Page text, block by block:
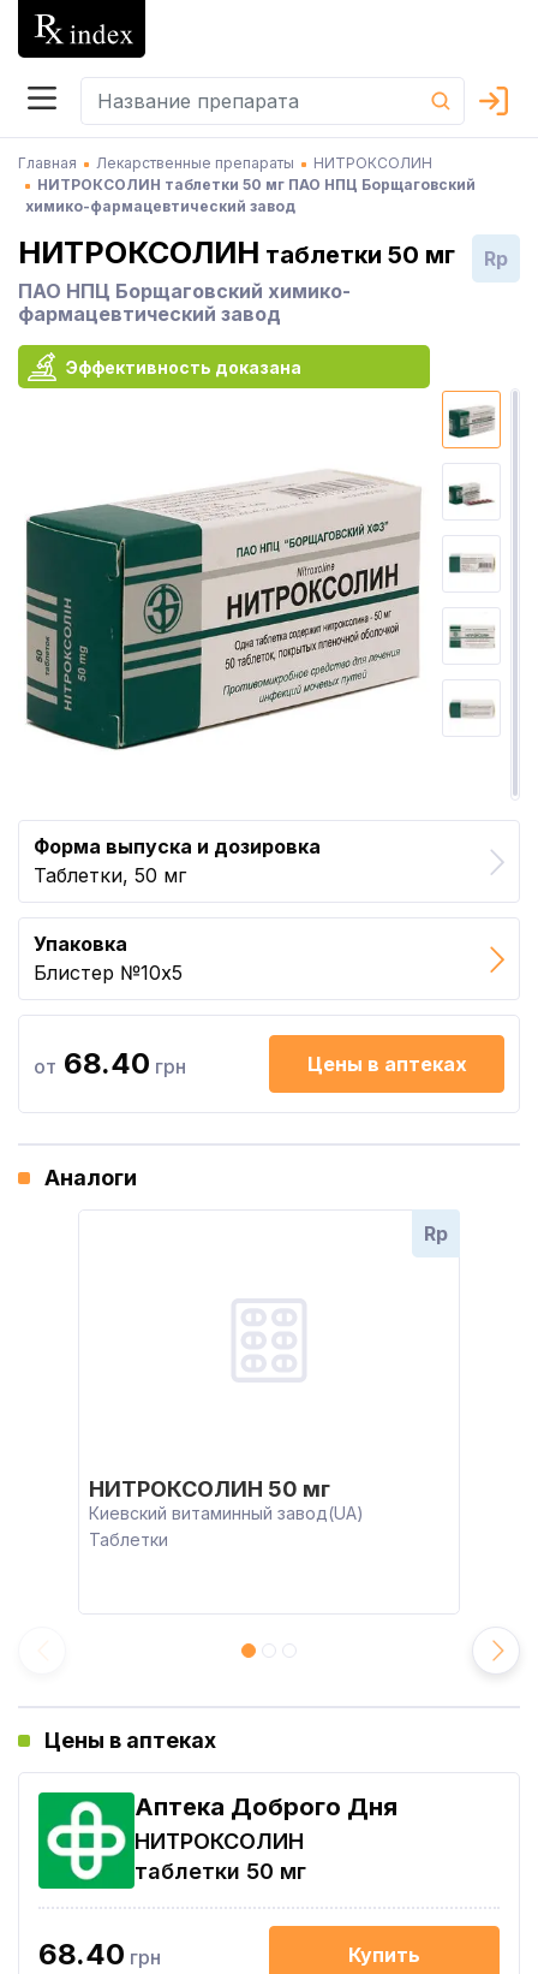
Главная Лекарственные препараты
НИТРОКСОЛИН
НИТРОКСОЛИН таблетки 50 мг ПАО НПЦ Борщаговский
химико-фармацевтический завод
НИТРОКСОЛИН таблетки 50 мг
ПАО НПЦ Борщаговский химико-
фармацевтический завод
Rp
Эффективность доказана
Форма выпуска и дозировка
Таблетки, 50 мг
Упаковка
Блистер №10x5
от 68.40 грн Цены в аптеках
Аналоги
Rp
НИТРОКСОЛИН 50 мг
Киевский витаминный завод(UA)
Таблетки
Цены в аптеках
Аптека Доброго Дня
НИТРОКСОЛИН
таблетки 50 мг
68.40 грн Купить